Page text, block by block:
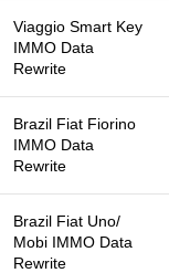
Viaggio Smart Key
IMMO Data
Rewrite
Brazil Fiat Fiorino
IMMO Data
Rewrite
Brazil Fiat Uno/
Mobi IMMO Data
Rewrite